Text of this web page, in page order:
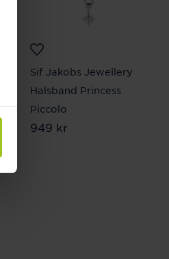
Sif Jakobs Jewellery
Halsband Princess
Piccolo
Pris:949 kr
949 kr